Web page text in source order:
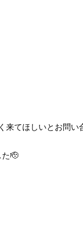
来てほしいとお問い
た🫡